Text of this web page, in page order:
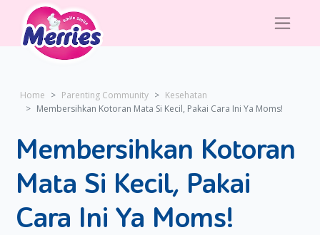
Home Parenting Community
Kesehatan
Membersihkan Kotoran Mata Si Kecil, Pakai Cara Ini Ya Moms!
Membersihkan Kotoran
Mata Si Kecil, Pakai
Cara Ini Ya Moms!